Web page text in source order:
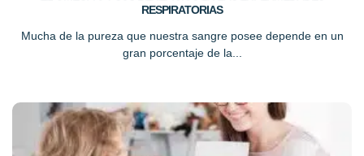
RESPIRATORIAS
Mucha de la pureza que nuestra sangre posee depende en un
gran porcentaje de la...